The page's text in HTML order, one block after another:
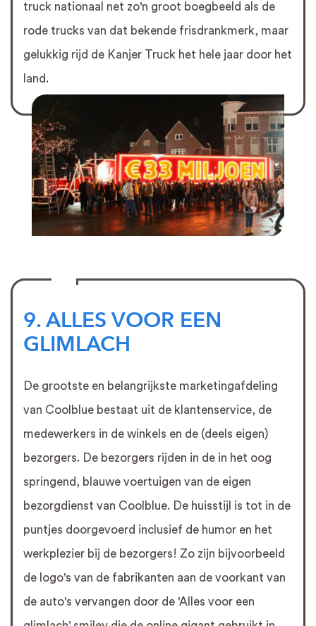
truck nationaal net zo'n groot boegbeeld als de
rode trucks van dat bekende frisdrankmerk, maar
gelukkig rijd de Kanjer Truck het hele jaar door het
land.
9. ALLES VOOR EEN
GLIMLACH
De grootste en belangrijkste marketingafdeling
van Coolblue bestaat uit de klantenservice, de
medewerkers in de winkels en de (deels eigen)
bezorgers. De bezorgers rijden in de in het oog
springend, blauwe voertuigen van de eigen
bezorgdienst van Coolblue. De huisstijl is tot in de
puntjes doorgevoerd inclusief de humor en het
werkplezier bij de bezorgers! Zo zijn bijvoorbeeld
de logo's van de fabrikanten aan de voorkant van
de auto's vervangen door de 'Alles voor een